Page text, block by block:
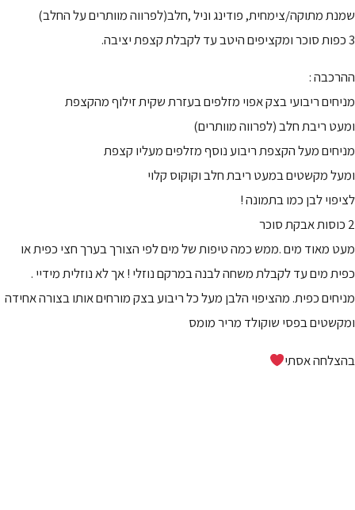
שמנת מתוקה/צימחית, פודינג וניל ,חלב(לפרווה מוותרים על החלב)
3 כפות סוכר ומקציפים היטב עד לקבלת קצפת יציבה.
ההרכבה :
מניחים ריבועי בצק אפוי מזלפים בעזרת שקית זילוף מהקצפת
ומעט ריבת חלב (לפרווה מוותרים)
מניחים מעל הקצפת ריבוע נוסף מזלפים מעליו קצפת
ומעל מקשטים במעט ריבת חלב וקוקוס קלוי
לציפוי לבן כמו בתמונה !
2 כוסות אבקת סוכר
מעט מאוד מים .ממש כמה טיפות של מים לפי הצורך בערך חצי כפית או
כפית מים עד לקבלת משחה לבנה במרקם נוזלי ! אך לא נוזלית מידיי .
מניחים כפית. מהציפוי הלבן מעל כל ריבוע בצק מורחים אותו בצורה אחידה
ומקשטים בפסי שוקולד מריר מומס
בהצלחה אסתי